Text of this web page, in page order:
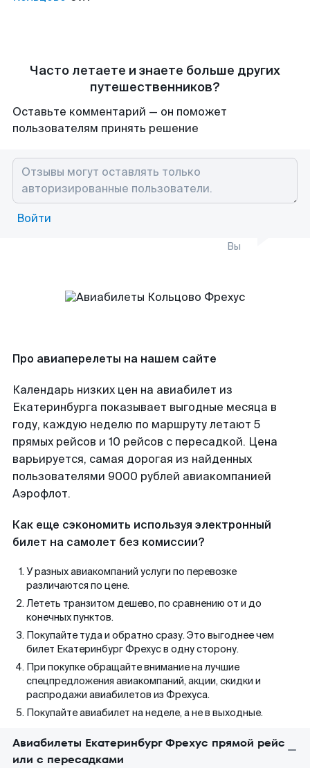
Часто летаете и знаете больше других
путешественников?
Оставьте комментарий — он поможет
пользователям принять решение
Войти
Вы
Про авиаперелеты на нашем сайте
Календарь низких цен на авиабилет из
Екатеринбурга показывает выгодные месяца в
году, каждую неделю по маршруту летают 5
прямых рейсов и 10 рейсов с пересадкой. Цена
варьируется, самая дорогая из найденных
пользователями 9000 рублей авиакомпанией
Аэрофлот.
Как еще сэкономить используя электронный
билет на самолет без комиссии?
У разных авиакомпаний услуги по перевозке
различаются по цене.
Лететь транзитом дешево, по сравнению от и до
конечных пунктов.
Покупайте туда и обратно сразу. Это выгоднее чем
билет Екатеринбург Фрехус в одну сторону.
При покупке обращайте внимание на лучшие
спецпредложения авиакомпаний, акции, скидки и
распродажи авиабилетов из Фрехуса.
Покупайте авиабилет на неделе, а не в выходные.
Авиабилеты Екатеринбург Фрехус прямой рейс
или с пересадками